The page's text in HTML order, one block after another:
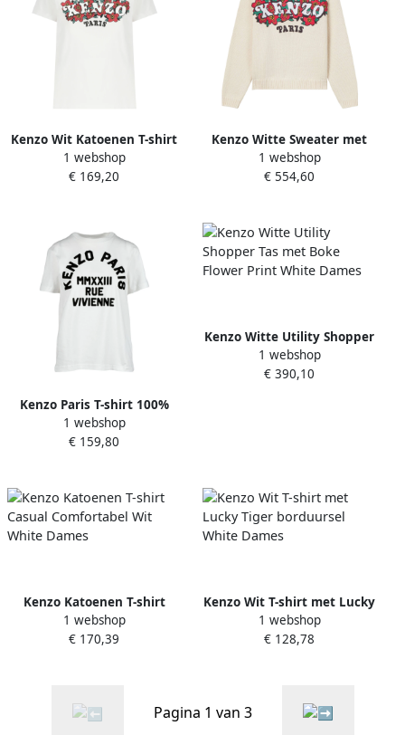
Kenzo Wit Katoenen T-shirt
met Logoprint White Dames
1 webshop
€ 169,20
Kenzo Witte Sweater met
Boke Bloemen White Dames
1 webshop
€ 554,60
Kenzo Paris T-shirt 100%
Katoen White Dames
1 webshop
€ 159,80
Kenzo Witte Utility Shopper
Tas met Boke Flower Print
White Dames
1 webshop
€ 390,10
Kenzo Katoenen T-shirt
Casual Comfortabel Wit
White Dames
1 webshop
€ 170,39
Kenzo Wit T-shirt met Lucky
Tiger borduursel White
Dames
1 webshop
€ 128,78
Pagina 1 van 3